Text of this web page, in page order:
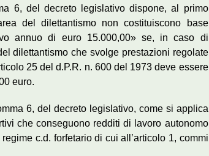
6, del decreto legislativo dispone, al primo
del dilettantismo non costituiscono base
annuo di euro 15.000,00» se, in caso di
dilettantismo che svolge prestazioni regolate
25 del d.P.R. n. 600 del 1973 deve essere
euro.
6, del decreto legislativo, come si applica
che conseguono redditi di lavoro autonomo
c.d. forfetario di cui all’articolo 1, commi